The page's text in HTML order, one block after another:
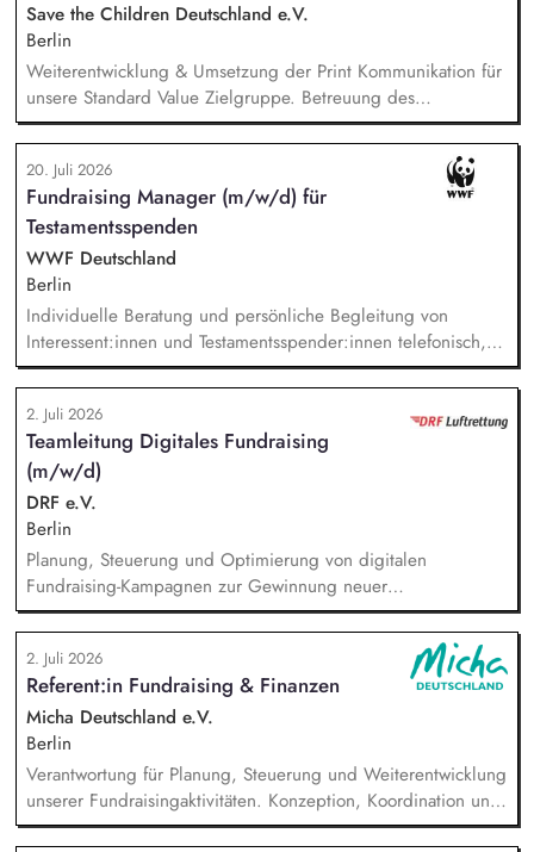
Save the Children Deutschland e.V.
Berlin
Weiterentwicklung & Umsetzung der Print Kommunikation für
unsere Standard Value Zielgruppe. Betreuung des
postalischen Mailing-Programm inkl. der Spendenmagazine
und Spendenaufrufe sowie der Print Kommunikation innerhalb
unserer Donor Journeys. Ko-Produktion von Content für die
Print Kommunikation in enger Zusammenarbeit mit dem Team
Brand, Content & Publikationen. Redaktion und Prüfung von
Content/Texten für andere Kanäle und Medien.
20. Juli 2026
Fundraising Manager (m/w/d) für
Testamentsspenden
WWF Deutschland
Berlin
Individuelle Beratung und persönliche Begleitung von
Interessent:innen und Testamentsspender:innen telefonisch,
per E-Mail sowie bei persönlichen Gesprächen. Strategische
Weiterentwicklung des Erbschaftsfundraisings und der Donor
Journeys – von der Lead-Akquise über Stewardship bis hin
zur individuellen Förder:innen-Kommunikation. Systematische
Planung, Steuerung und Umsetzung von Werbemaßnahmen,
Nachlass-Mailings oder Telefonie-Aktionen sowie die
Durchführung von analogen und digitalen Veranstaltungen.
2. Juli 2026
Teamleitung Digitales Fundraising
(m/w/d)
DRF e.V.
Berlin
Planung, Steuerung und Optimierung von digitalen
Fundraising-Kampagnen zur Gewinnung neuer
Unterstützerinnen und Unterstützer. Weiterentwicklung und
Umsetzung von Performance-Marketing-Maßnahmen (Display-,
Suchmaschinen-, Social-Media-Werbung etc.). Analyse von
Kampagnenerfolgen, Erstellen von Reports und Ableiten von
datenbasierter Optimierungsmaßnahmen. Konzeption und
Durchführen von A/B-Tests für Anzeigen, Landingpages und
Conversion-Funnels.
2. Juli 2026
Referent:in Fundraising & Finanzen
Micha Deutschland e.V.
Berlin
Verantwortung für Planung, Steuerung und Weiterentwicklung
unserer Fundraisingaktivitäten. Konzeption, Koordination und
Umsetzung zentraler Fundraisingkampagnen (z. B. Frühjahr,